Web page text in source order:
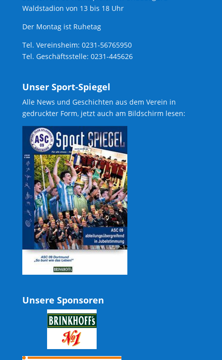
Waldstadion von 13 bis 18 Uhr
Der Montag ist Ruhetag
Tel. Vereinsheim: 0231-56765950
Tel. Geschäftsstelle: 0231-445626
Unser Sport-Spiegel
Alle News und Geschichten aus dem Verein in
gedruckter Form, jetzt auch am Bildschirm lesen:
Unsere Sponsoren